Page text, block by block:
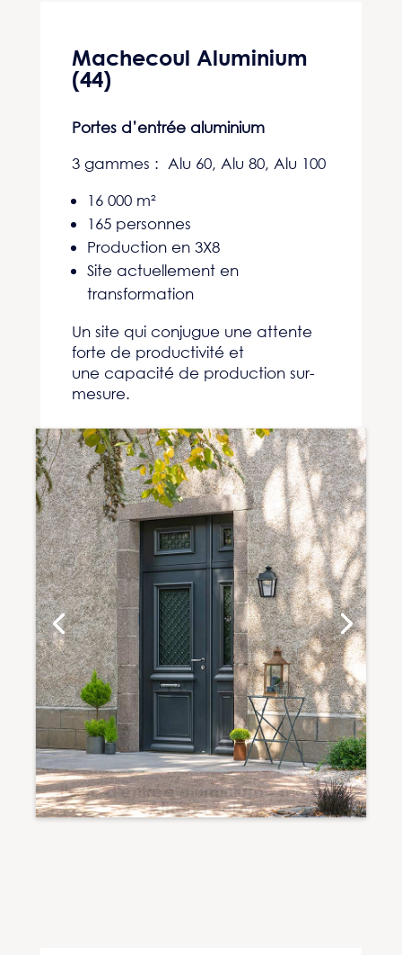
Machecoul Aluminium
(44)
Portes d’entrée aluminium
3 gammes : Alu 60, Alu 80, Alu 100
16 000 m²
165 personnes
Production en 3X8
Site actuellement en
transformation
Un site qui conjugue une attente
forte de productivité et
une capacité de production sur-
mesure.
Porte d'entrée aluminium - modèle
Athéna Bel'M